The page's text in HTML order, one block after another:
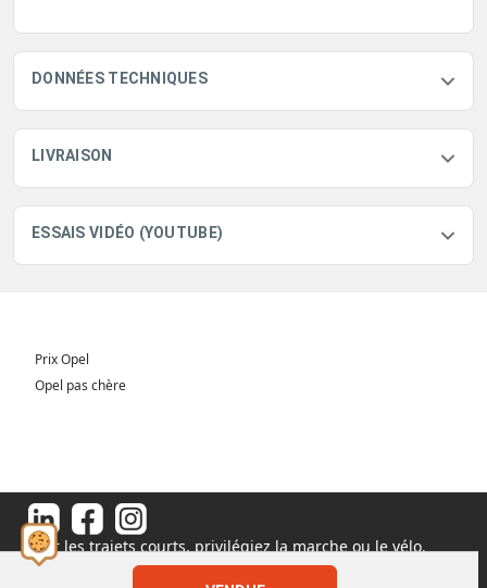
DONNÉES TECHNIQUES
LIVRAISON
ESSAIS VIDÉO (YOUTUBE)
Prix Opel
Opel pas chère
Pour les trajets courts, privilégiez la marche ou le vélo.
#SeDéplacerMoinsPolluer